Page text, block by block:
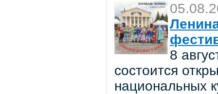
8
состоится
национальных